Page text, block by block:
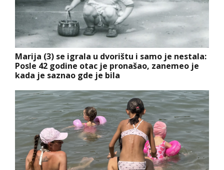
Marija (3) se igrala u dvorištu i samo je nestala:
Posle 42 godine otac je pronašao, zanemeo je
kada je saznao gde je bila